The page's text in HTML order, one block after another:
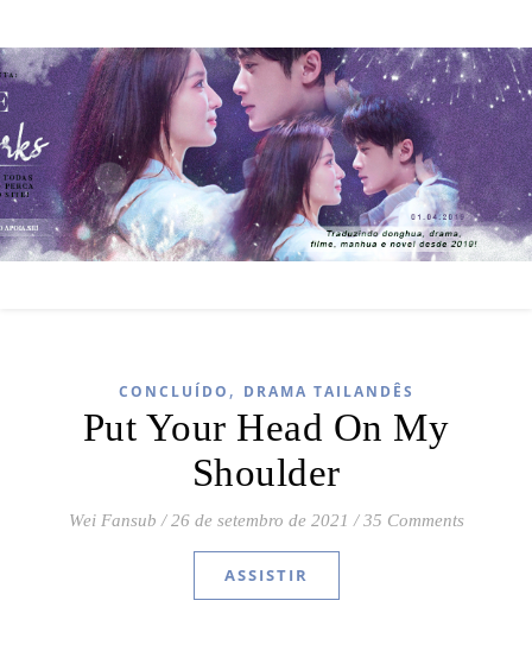
CONCLUÍDO , DRAMA TAILANDÊS
Put Your Head On My
Shoulder
Wei Fansub / 26 de setembro de 2021 / 35 Comments
ASSISTIR